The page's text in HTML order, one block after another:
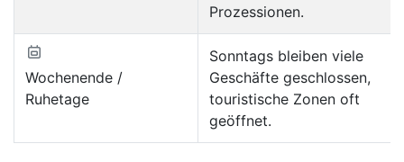
Prozessionen.
Wochenende /
Ruhetage
Sonntags bleiben viele
Geschäfte geschlossen,
touristische Zonen oft
geöffnet.